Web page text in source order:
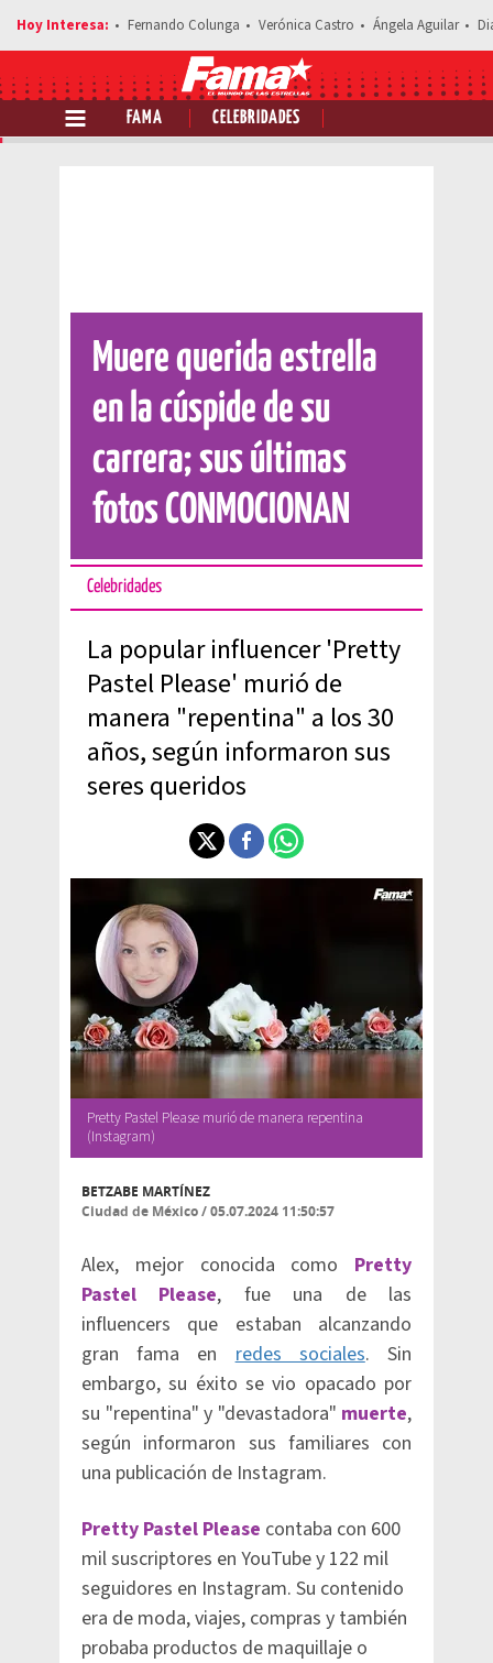
Fernando Colunga Verónica Castro Ángela Aguilar
FAMA CELEBRIDADES
Comparte esta noticia
Muere querida estrella
en la cúspide de su
carrera; sus últimas
fotos CONMOCIONAN
Celebridades
La popular influencer 'Pretty
Pastel Please' murió de
manera "repentina" a los 30
años, según informaron sus
seres queridos
Pretty Pastel Please murió de manera repentina
(Instagram)
BETZABE MARTÍNEZ
Ciudad de México/05.07.2024 11:50:57
Alex, mejor conocida como Pretty
Pastel Please, fue una de las
influencers que estaban alcanzando
gran fama enredes sociales. Sin
embargo, su éxito se vio opacado por
su "repentina" y "devastadora" muerte,
según informaron sus familiares con
una publicación de Instagram.
Pretty Pastel Please contaba con 600
mil suscriptores en YouTube y 122 mil
seguidores en Instagram. Su contenido
era de moda, viajes, compras y también
probaba productos de maquillaje o